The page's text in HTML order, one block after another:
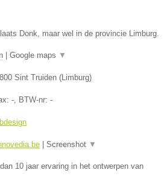
Donk, maar wel in de provincie Limburg.
Google maps ▼
Sint Truiden (Limburg)
-, BTW-nr: -
Screenshot ▼
10 jaar ervaring in het ontwerpen van